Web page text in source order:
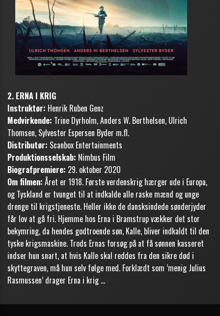
2. ERNA I KRIG
Instruktør: Henrik Ruben Genz
Medvirkende: Trine Dyrholm, Anders W. Berthelsen, Ulrich
Thomsen, Sylvester Espersen Byder m.fl.
Distributør: Scanbox Entertainments
Produktionsselskab: Nimbus Film
Biografpremiere: 29. oktober 2020
Om filmen: Året er 1918. Første verdenskrig hærger ude i Europa,
og Tyskland er tvunget til at indkalde alle raske mænd og unge
drenge til krigstjeneste. Heller ikke de dansksindede sønderjyder
får lov at gå fri. Hjemme hos Erna i Bramstrup vækker det stor
bekymring, da hendes godtroende søn, Kalle, bliver indkaldt til den
tyske krigsmaskine. Trods Ernas forsøg på at få sønnen kasseret
indser hun snart, at hvis Kalle skal reddes fra den sikre død i
skyttegraven, må hun selv følge med. Forklædt som ’menig Julius
Rasmussen’ drager Erna i krig …